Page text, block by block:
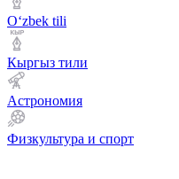
Оʻzbek tili
Кыргыз тили
Астрономия
Физкультура и спорт